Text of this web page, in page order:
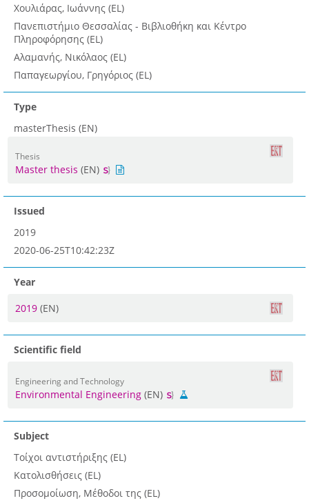
Χουλιάρας, Ιωάννης (EL)
Πανεπιστήμιο Θεσσαλίας - Βιβλιοθήκη και Κέντρο
Πληροφόρησης (EL)
Αλαμανής, Νικόλαος (EL)
Παπαγεωργίου, Γρηγόριος (EL)
Type
masterThesis (EN)
Thesis
Master thesis (EN)
Issued
2019
2020-06-25T10:42:23Z
Year
2019 (EN)
Scientific field
Engineering and Technology
Environmental Engineering (EN)
Subject
Τοίχοι αντιστήριξης (EL)
Κατολισθήσεις (EL)
Προσομοίωση, Μέθοδοι της (EL)